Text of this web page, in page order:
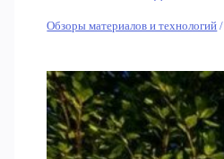
Обзоры материалов и технологий